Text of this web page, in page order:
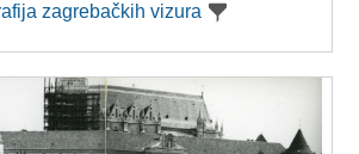
zagrebačkih vizura